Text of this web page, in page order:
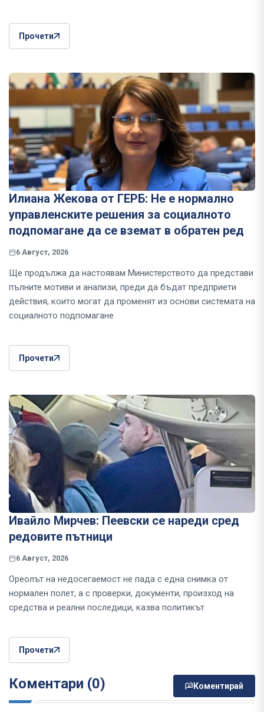
Прочети
Илиана Жекова от ГЕРБ: Не е нормално
управленските решения за социалното
подпомагане да се вземат в обратен ред
6 Август, 2026
Ще продължа да настоявам Министерството да представи
пълните мотиви и анализи, преди да бъдат предприети
действия, които могат да променят из основи системата на
социалното подпомагане
Прочети
Ивайло Мирчев: Пеевски се нареди сред
редовите пътници
6 Август, 2026
Ореолът на недосегаемост не пада с една снимка от
нормален полет, а с проверки, документи, произход на
средства и реални последици, казва политикът
Прочети
Коментари (0) Коментирай